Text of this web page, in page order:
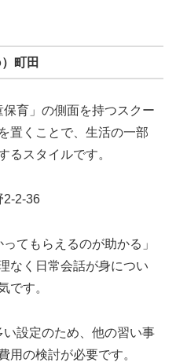
町田
育」の側面を持つスクー
置くことで、生活の一部
るスタイルです。
2-2-36
てもらえるのが助かる」
なく日常会話が身につい
です。
い設定のため、他の習い事
用の検討が必要です。